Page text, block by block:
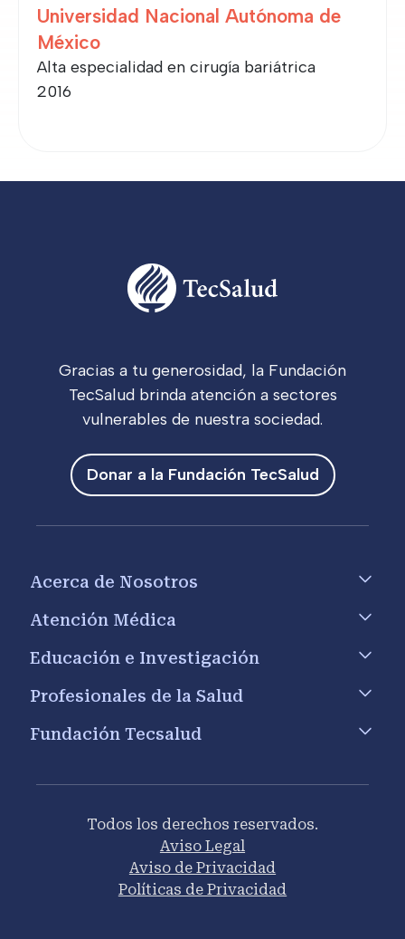
Universidad Nacional Autónoma de
México
Alta especialidad en cirugía bariátrica
2016
Gracias a tu generosidad, la Fundación
TecSalud brinda atención a sectores
vulnerables de nuestra sociedad.
Donar a la Fundación TecSalud
Acerca de Nosotros
Atención Médica
Educación e Investigación
Profesionales de la Salud
Fundación Tecsalud
Todos los derechos reservados.
Aviso Legal
Aviso de Privacidad
Políticas de Privacidad